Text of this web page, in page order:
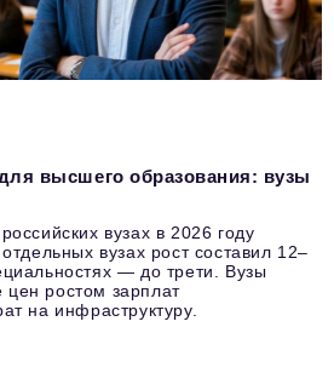
высшего образования: вузы
вузах в 2026 году
вузах рост составил 12–
— до трети. Вузы
ростом зарплат
на инфраструктуру.